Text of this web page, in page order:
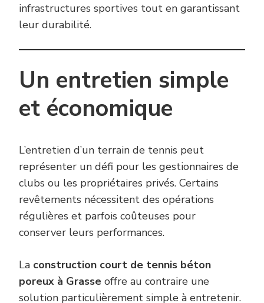
infrastructures sportives tout en garantissant
leur durabilité.
Un entretien simple
et économique
L’entretien d’un terrain de tennis peut
représenter un défi pour les gestionnaires de
clubs ou les propriétaires privés. Certains
revêtements nécessitent des opérations
régulières et parfois coûteuses pour
conserver leurs performances.
La construction court de tennis béton
poreux à Grasse offre au contraire une
solution particulièrement simple à entretenir.